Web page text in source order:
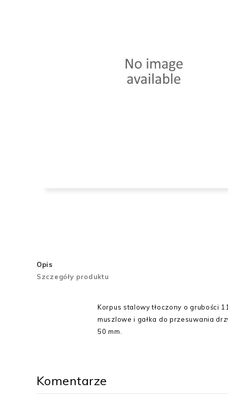
Opis
Szczegóły produktu
Korpus stalowy tłoczony o grubości
muszlowe i gałka do przesuwania
50 mm.
Komentarze